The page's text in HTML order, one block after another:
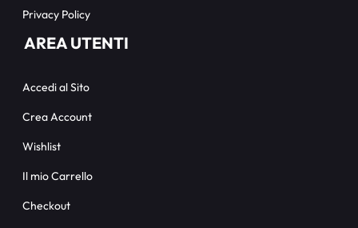
Privacy Policy
AREA UTENTI
Accedi al Sito
Crea Account
Wishlist
Il mio Carrello
Checkout